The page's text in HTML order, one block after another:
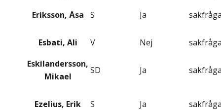
Eriksson, Åsa
S Ja
Esbati, Ali V Nej
Eskilandersson,
Mikael
SD Ja
Ezelius, Erik S Ja